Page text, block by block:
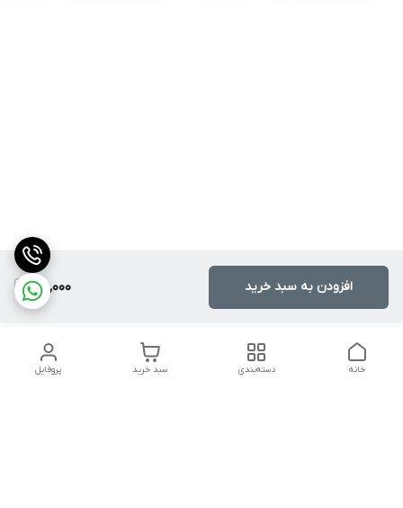
85,000 افزودن به سبد خرید
پروفایل سبد خرید دسته‌بندی خانه